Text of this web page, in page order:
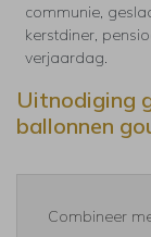
communie,
kerstdiner,
verjaardag.
Uitnodiging
ballonnen
Combineer